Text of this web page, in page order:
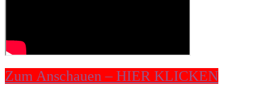
Zum Anschauen – HIER KLICKEN